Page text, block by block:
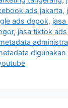
ads jakarta,
ads depok,
, jasa tiktok
digunakan